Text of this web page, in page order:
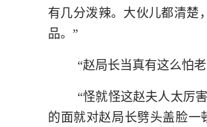
有几分泼辣。大伙儿都清楚
品。”
“赵局长当真有这么怕
“怪就怪这赵夫人太厉
的面就对赵局长劈头盖脸